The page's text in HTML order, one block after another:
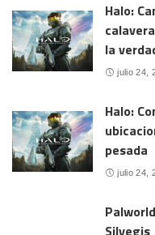
Halo:
la
julio 24,
Halo:
pesada
julio 24,
Silvegis